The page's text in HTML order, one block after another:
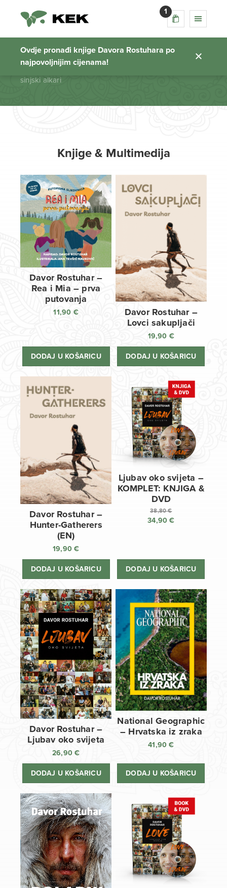
1
Ovdje pronađi knjige Davora Rostuhara po
najpovoljnijim cijenama!
sinjski alkari
Početna stranica
sinjski alkari
Knjige & Multimedija
Davor Rostuhar –
Rea i Mia – prva
putovanja
11,90 €
DODAJ U KOŠARICU
Davor Rostuhar –
Lovci sakupljači
19,90 €
DODAJ U KOŠARICU
Davor Rostuhar –
Hunter-Gatherers
(EN)
19,90€
DODAJ U KOŠARICU
Ljubav oko svijeta –
KOMPLET: KNJIGA &
DVD
38,80€
Izvorna
38,80 €.
34,90€
34,90 €.
DODAJ U KOŠARICU
Davor Rostuhar –
Ljubav oko svijeta
26,90€
DODAJ U KOŠARICU
National Geographic
– Hrvatska iz zraka
41,90€
DODAJ U KOŠARICU